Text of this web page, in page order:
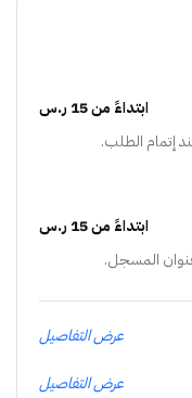
ابتداءً من 15 ر.س
إتمام الطلب.
ابتداءً من 15 ر.س
المسجل.
عرض التفاصيل
عرض التفاصيل